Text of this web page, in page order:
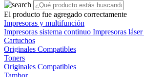
El producto fue agregado correctamente
Impresoras y multifunción
Impresoras sistema continuo Impresoras láser
Cartuchos
Originales Compatibles
Toners
Originales Compatibles
Tambor